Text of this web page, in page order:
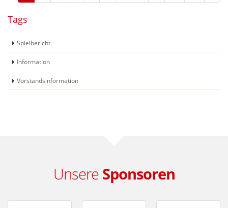
Tags
Spielbericht
Information
Vorstandsinformation
Unsere Sponsoren